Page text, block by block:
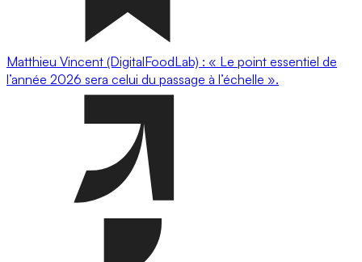
Matthieu Vincent (DigitalFoodLab) : « Le point essentiel de
l’année 2026 sera celui du passage à l’échelle ».